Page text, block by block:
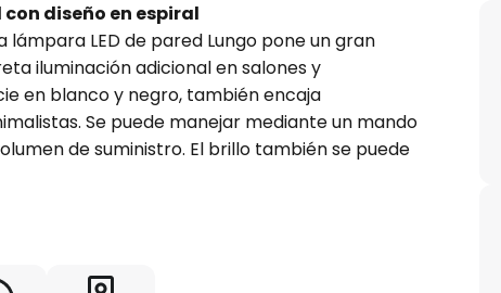
con diseño en espiral
LED de pared Lungo pone un gran
iluminación adicional en salones y
en blanco y negro, también encaja
Se puede manejar mediante un mando
de suministro. El brillo también se puede